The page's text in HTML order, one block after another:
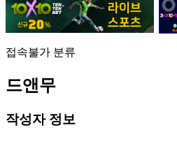
접속불가 분류
드앤무
작성자 정보